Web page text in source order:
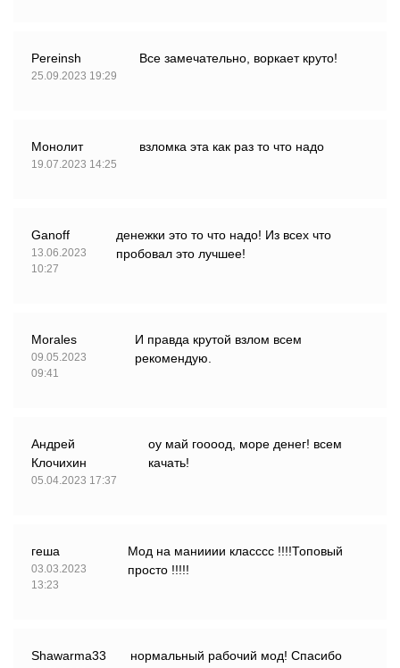
Pereinsh
25.09.2023 19:29
Все замечательно, воркает круто!
Монолит
19.07.2023 14:25
взломка эта как раз то что надо
Ganoff
13.06.2023
10:27
денежки это то что надо! Из всех что
пробовал это лучшее!
Morales
09.05.2023
09:41
И правда крутой взлом всем
рекомендую.
Андрей
Клочихин
05.04.2023 17:37
оу май гоооод, море денег! всем
качать!
геша
03.03.2023
13:23
Мод на манииии класссс !!!!Топовый
просто !!!!!
Shawarma33
нормальный рабочий мод! Спасибо